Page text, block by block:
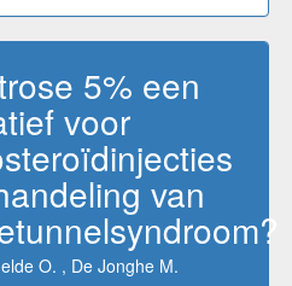
5% een
voor
van
O. , De Jonghe M.